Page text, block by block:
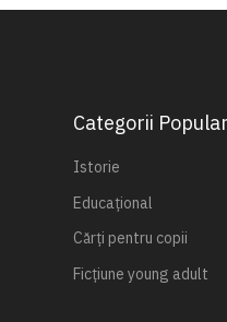
Categorii
Istorie
Educațional
Cărți pentru copii
Ficțiune young adult